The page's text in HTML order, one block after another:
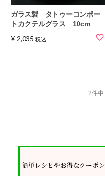
ガラス製 タトゥーコンポー
トカクテルグラス 10cm
¥ 2,035 税込
2件中